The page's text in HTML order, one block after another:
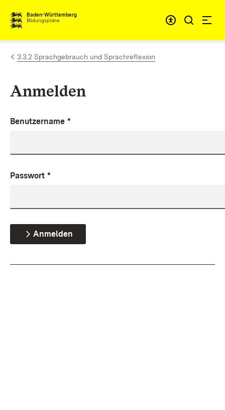
Zum Inhalt springen
Baden-Württemberg
Bildungspläne
3.3.2 Sprachgebrauch und Sprachreflexion
Anmelden
Benutzername *
Passwort *
Anmelden